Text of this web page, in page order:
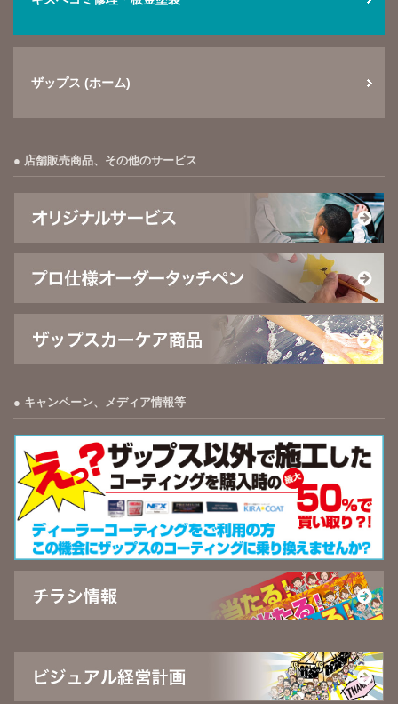
ザップス (ホーム)
店舗販売商品、その他のサービス
キャンペーン、メディア情報等